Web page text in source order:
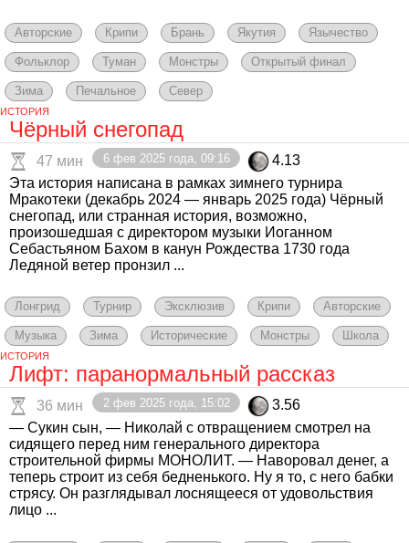
Авторские Крипи Брань Якутия Язычество
Фольклор Туман Монстры Открытый финал
Зима Печальное Север
ИСТОРИЯ
Чёрный снегопад
47 мин 6 фев 2025 года, 09:16
4.13
Эта история написана в рамках зимнего турнира
Мракотеки (декабрь 2024 — январь 2025 года) Чёрный
снегопад, или странная история, возможно,
произошедшая с директором музыки Иоганном
Себастьяном Бахом в канун Рождества 1730 года
Ледяной ветер пронзил ...
Лонгрид Турнир Эксклюзив Крипи Авторские
Музыка Зима Исторические Монстры Школа
ИСТОРИЯ
Лифт: паранормальный рассказ
36 мин 2 фев 2025 года, 15:02
3.56
— Сукин сын, — Николай с отвращением смотрел на
сидящего перед ним генерального директора
строительной фирмы МОНОЛИТ. — Наворовал денег, а
теперь строит из себя бедненького. Ну я то, с него бабки
стрясу. Он разглядывал лоснящееся от удовольствия
лицо ...